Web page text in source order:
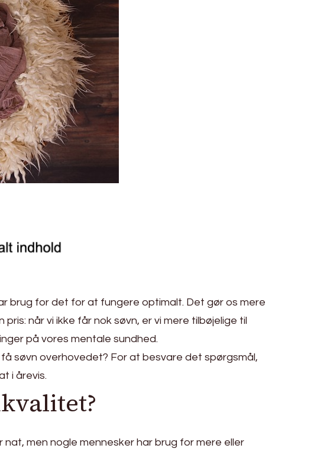
brug for det for at fungere optimalt. Det gør os mere
når vi ikke får nok søvn, er vi mere tilbøjelige til
på vores mentale sundhed.
søvn overhovedet? For at besvare det spørgsmål,
i årevis.
men nogle mennesker har brug for mere eller